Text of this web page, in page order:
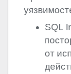
SQL
от